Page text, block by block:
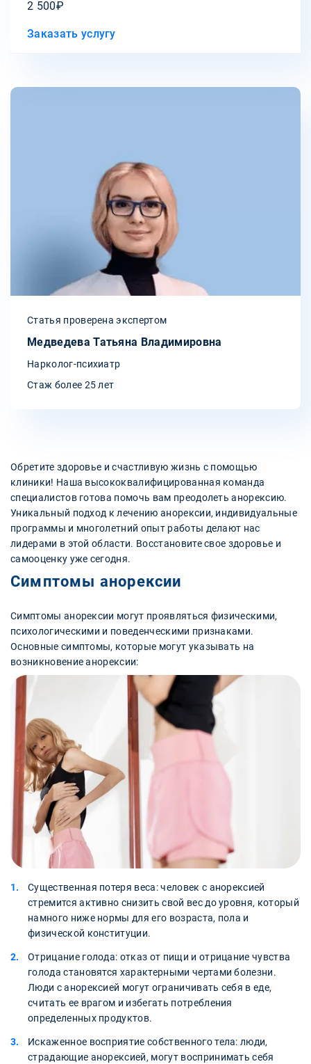
2 500₽
Заказать услугу
Статья проверена экспертом
Медведева Татьяна Владимировна
Нарколог-психиатр
Стаж более 25 лет
Обретите здоровье и счастливую жизнь с помощью
клиники! Наша высококвалифицированная команда
специалистов готова помочь вам преодолеть анорексию.
Уникальный подход к лечению анорексии, индивидуальные
программы и многолетний опыт работы делают нас
лидерами в этой области. Восстановите свое здоровье и
самооценку уже сегодня.
Симптомы анорексии
Симптомы анорексии могут проявляться физическими,
психологическими и поведенческими признаками.
Основные симптомы, которые могут указывать на
возникновение анорексии:
Существенная потеря веса: человек с анорексией
стремится активно снизить свой вес до уровня, который
намного ниже нормы для его возраста, пола и
физической конституции.
Отрицание голода: отказ от пищи и отрицание чувства
голода становятся характерными чертами болезни.
Люди с анорексией могут ограничивать себя в еде,
считать ее врагом и избегать потребления
определенных продуктов.
Искаженное восприятие собственного тела: люди,
страдающие анорексией, могут воспринимать себя